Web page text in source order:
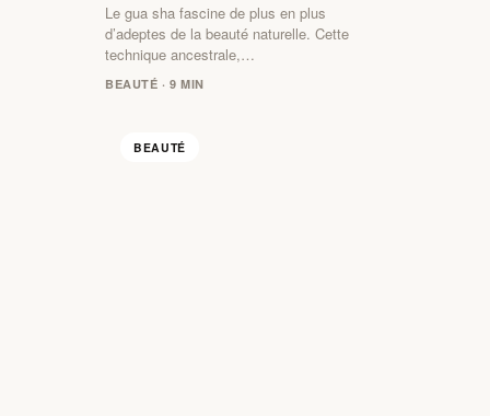
Le gua sha fascine de plus en plus
d’adeptes de la beauté naturelle. Cette
technique ancestrale,…
BEAUTÉ · 9 MIN
BEAUTÉ